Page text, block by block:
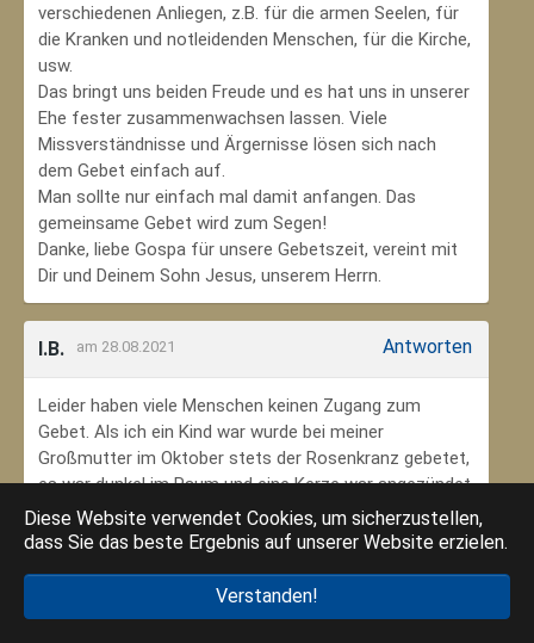
Diese Website verwendet Cookies, um sicherzustellen,
dass Sie das beste Ergebnis auf unserer Website erzielen.
Verstanden!
verschiedenen Anliegen, z.B. für die armen Seelen, für
die Kranken und notleidenden Menschen, für die Kirche,
usw.
Das bringt uns beiden Freude und es hat uns in unserer
Ehe fester zusammenwachsen lassen. Viele
Missverständnisse und Ärgernisse lösen sich nach
dem Gebet einfach auf.
Man sollte nur einfach mal damit anfangen. Das
gemeinsame Gebet wird zum Segen!
Danke, liebe Gospa für unsere Gebetszeit, vereint mit
Dir und Deinem Sohn Jesus, unserem Herrn.
I.B. am 28.08.2021 Antworten
Leider haben viele Menschen keinen Zugang zum
Gebet. Als ich ein Kind war wurde bei meiner
Großmutter im Oktober stets der Rosenkranz gebetet,
es war dunkel im Raum und eine Kerze war angezündet.
Ich habe mich ungeheuer geborgen gefühlt. Das weiß
ich jetzt im Alter sehr zu schätzen. Danke an meine
Danke an die Gottesmutter Maria, dass ich beten kann.